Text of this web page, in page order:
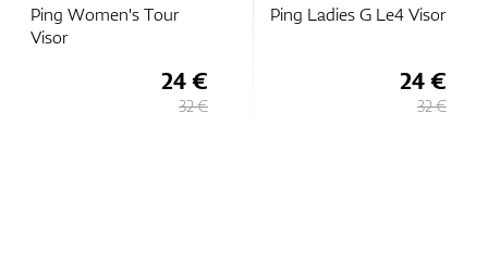
Ping Women's Tour
Visor
24 €
32 €
Ping Ladies G Le4 Visor
24 €
32 €